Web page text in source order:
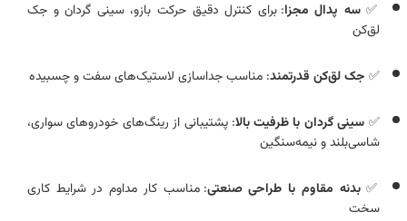
✅سه پدال مجزا: برای کنترل دقیق حرکت بازو، سینی گردان و جک
لق‌کن
✅ جک لق‌کن قدرتمند: مناسب جداسازی لاستیک‌های سفت و چسبیده
✅ سینی گردان با ظرفیت بالا: پشتیبانی از رینگ‌های خودروهای سواری،
شاسی‌بلند و نیمه‌سنگین
✅بدنه مقاوم با طراحی صنعتی: مناسب کار مداوم در شرایط کاری
سخت